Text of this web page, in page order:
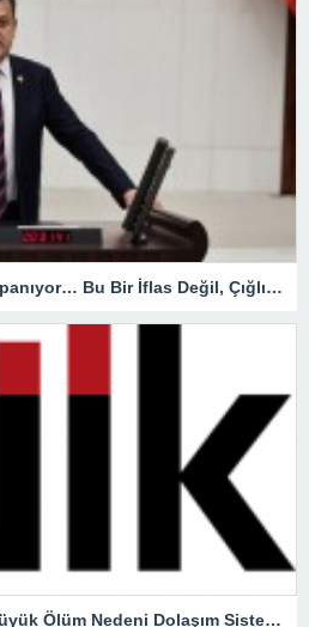
“Her Gün 252 Kepenk Kapanıyor… Bu Bir İflas Değil, Çığlıktır!”
TÜİK: Kırklareli’nde En Büyük Ölüm Nedeni Dolaşım Sistemi Hastalıkları